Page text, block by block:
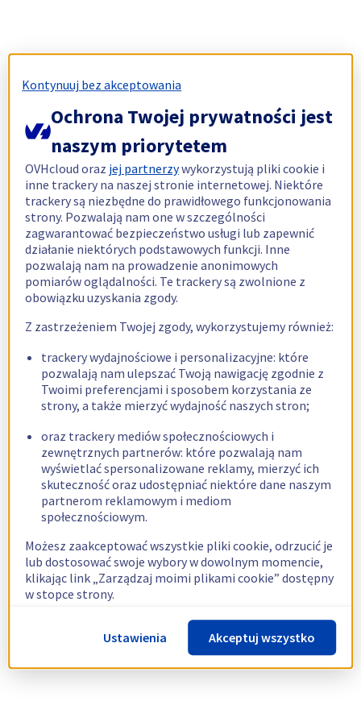
Kontynuuj bez akceptowania
Ochrona Twojej prywatności jest
naszym priorytetem
OVHcloud oraz jej partnerzywykorzystują pliki cookie i
inne trackery na naszej stronie internetowej. Niektóre
trackery są niezbędne do prawidłowego funkcjonowania
strony. Pozwalają nam one w szczególności
zagwarantować bezpieczeństwo usługi lub zapewnić
działanie niektórych podstawowych funkcji. Inne
pozwalają nam na prowadzenie anonimowych
pomiarów oglądalności. Te trackery są zwolnione z
obowiązku uzyskania zgody.
Z zastrzeżeniem Twojej zgody, wykorzystujemy również:
trackery wydajnościowe i personalizacyjne: które
pozwalają nam ulepszać Twoją nawigację zgodnie z
Twoimi preferencjami i sposobem korzystania ze
strony, a także mierzyć wydajność naszych stron;
oraz trackery mediów społecznościowych i
zewnętrznych partnerów: które pozwalają nam
wyświetlać spersonalizowane reklamy, mierzyć ich
skuteczność oraz udostępniać niektóre dane naszym
partnerom reklamowym i mediom
społecznościowym.
Możesz zaakceptować wszystkie pliki cookie, odrzucić je
lub dostosować swoje wybory w dowolnym momencie,
klikając link „Zarządzaj moimi plikami cookie” dostępny
w stopce strony.
Więcej informacji znajdziesz w naszejpolityce
dotyczącej wykorzystywania plików cookie.
Ustawienia Akceptuj wszystko